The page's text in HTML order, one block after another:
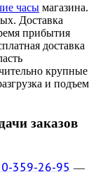
часы магазина.
Доставка
прибытия
доставка
крупные
и подъем
заказов
359-26-95 —